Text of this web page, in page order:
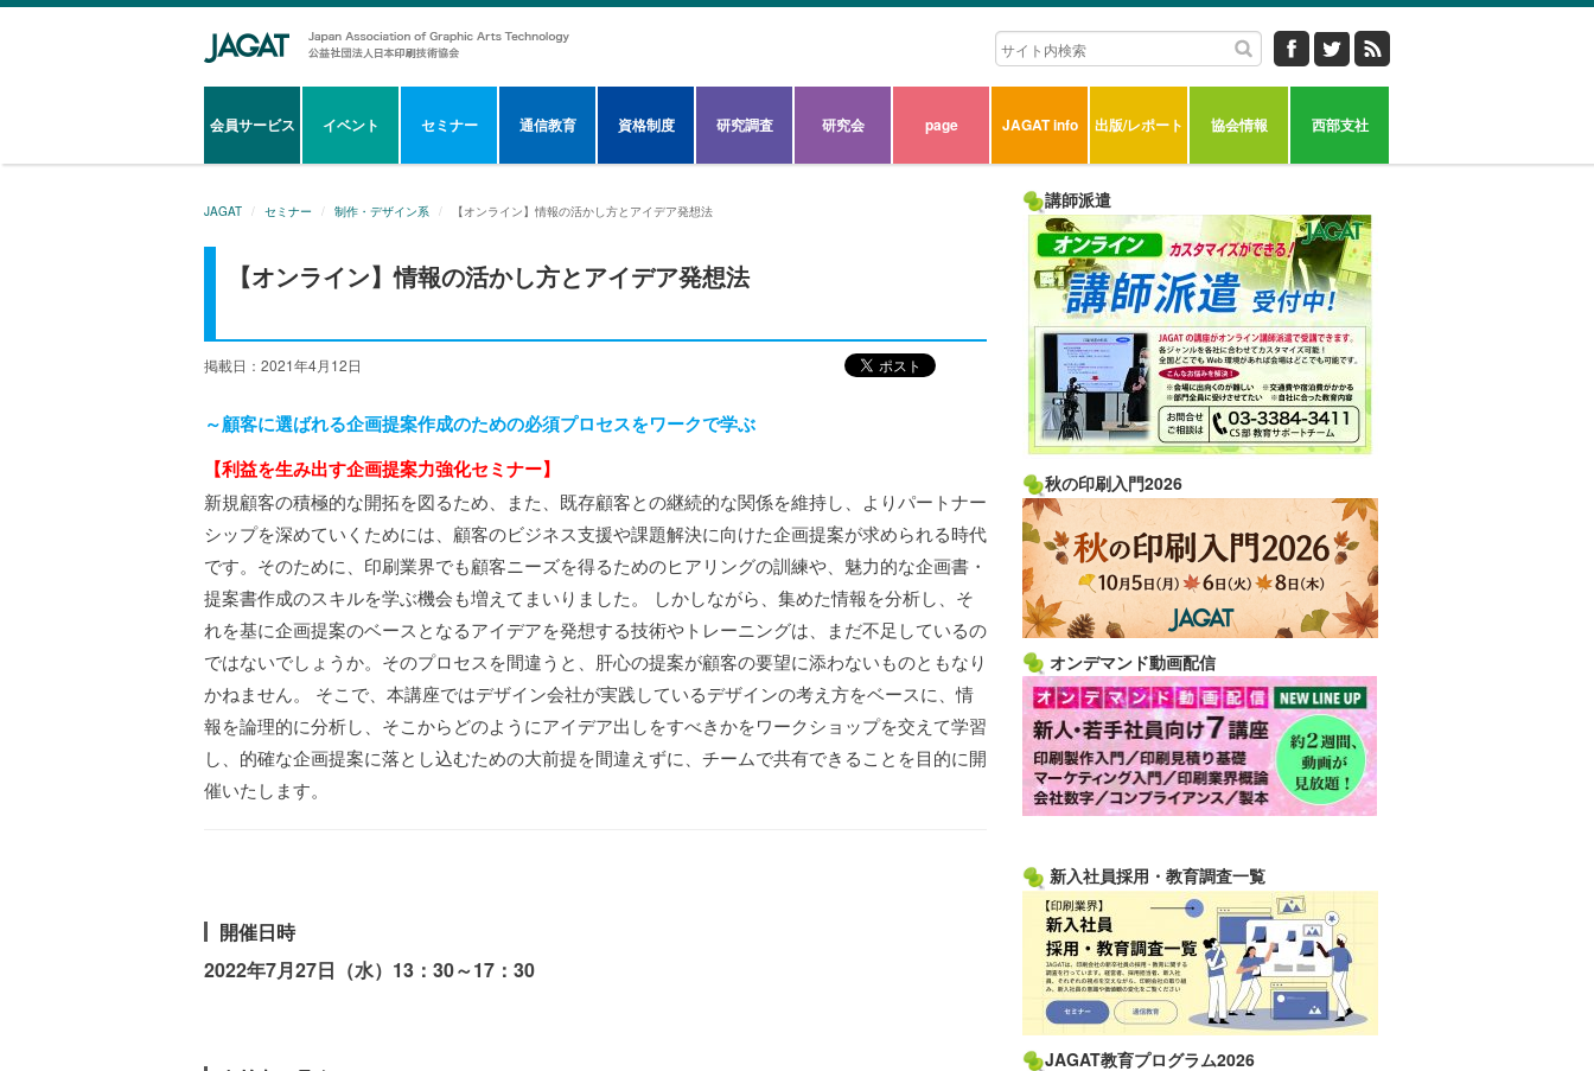
会員サービス イベント セミナー 通信教育 資格制度 研究調査 研究会 page JAGAT info 出版/レポート 協会情報 西部支社
JAGAT セミナー 制作・デザイン系 【オンライン】情報の活かし方とアイデア発想法
【オンライン】情報の活かし方とアイデア発想法
掲載日：2021年4月12日
～顧客に選ばれる企画提案作成のための必須プロセスをワークで学ぶ
【利益を生み出す企画提案力強化セミナー】
新規顧客の積極的な開拓を図るため、また、既存顧客との継続的な関係を維持し、よりパートナー
シップを深めていくためには、顧客のビジネス支援や課題解決に向けた企画提案が求められる時代
です。そのために、印刷業界でも顧客ニーズを得るためのヒアリングの訓練や、魅力的な企画書・
提案書作成のスキルを学ぶ機会も増えてまいりました。 しかしながら、集めた情報を分析し、そ
れを基に企画提案のベースとなるアイデアを発想する技術やトレーニングは、まだ不足しているの
ではないでしょうか。そのプロセスを間違うと、肝心の提案が顧客の要望に添わないものともなり
かねません。 そこで、本講座ではデザイン会社が実践しているデザインの考え方をベースに、情
報を論理的に分析し、そこからどのようにアイデア出しをすべきかをワークショップを交えて学習
し、的確な企画提案に落とし込むための大前提を間違えずに、チームで共有できることを目的に開
催いたします。
開催日時
2022年7月27日（水）13：30～17：30
講師派遣
秋の印刷入門2026
オンデマンド動画配信
新入社員採用・教育調査一覧
JAGAT教育プログラム2026